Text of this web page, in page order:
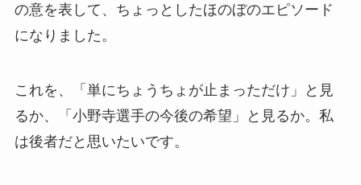
の意を表して、ちょっとしたほのぼのエピソード
になりました。
これを、「単にちょうちょが止まっただけ」と見
るか、「小野寺選手の今後の希望」と見るか。私
は後者だと思いたいです。